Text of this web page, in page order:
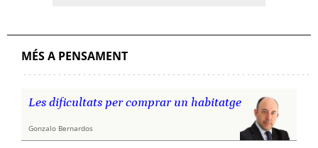
MÉS A PENSAMENT
Les dificultats per comprar un habitatge
Gonzalo Bernardos